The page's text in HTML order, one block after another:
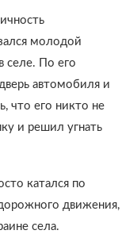
молодой
селе. По его
автомобиля и
что его никто не
и решил угнать
катался по
движения,
села.